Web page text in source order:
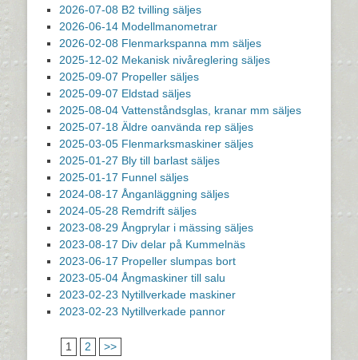
2026-07-08 B2 tvilling säljes
2026-06-14 Modellmanometrar
2026-02-08 Flenmarkspanna mm säljes
2025-12-02 Mekanisk nivåreglering säljes
2025-09-07 Propeller säljes
2025-09-07 Eldstad säljes
2025-08-04 Vattenståndsglas, kranar mm säljes
2025-07-18 Äldre oanvända rep säljes
2025-03-05 Flenmarksmaskiner säljes
2025-01-27 Bly till barlast säljes
2025-01-17 Funnel säljes
2024-08-17 Ånganläggning säljes
2024-05-28 Remdrift säljes
2023-08-29 Ångprylar i mässing säljes
2023-08-17 Div delar på Kummelnäs
2023-06-17 Propeller slumpas bort
2023-05-04 Ångmaskiner till salu
2023-02-23 Nytillverkade maskiner
2023-02-23 Nytillverkade pannor
1 2 >>